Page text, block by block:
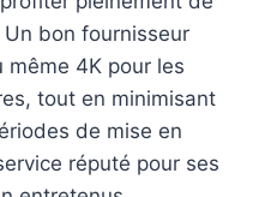
bon fournisseur
4K pour les
tout en minimisant
de mise en
réputé pour ses